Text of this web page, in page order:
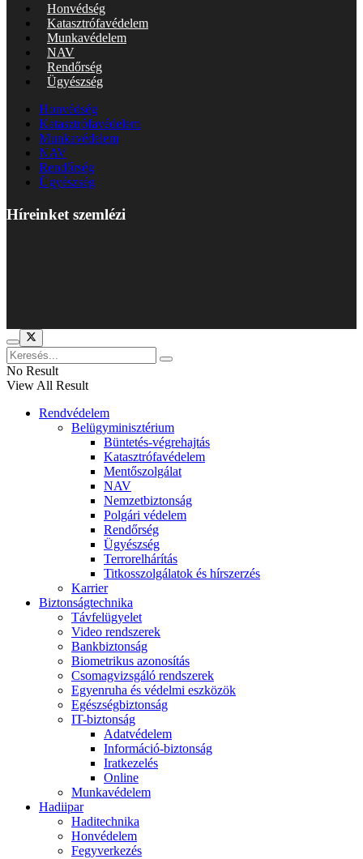
Honvédség
Katasztrófavédelem
Munkavédelem
NAV
Rendőrség
Ügyészség
Honvédség
Katasztrófavédelem
Munkavédelem
NAV
Rendőrség
Ügyészség
Híreinket szemlézi
No Result
View All Result
Rendvédelem
Belügyminisztérium
Büntetés-végrehajtás
Katasztrófavédelem
Mentőszolgálat
NAV
Nemzetbiztonság
Polgári védelem
Rendőrség
Ügyészség
Terrorelhárítás
Titkosszolgálatok és hírszerzés
Karrier
Biztonságtechnika
Távfelügyelet
Video rendszerek
Bankbiztonság
Biometrikus azonosítás
Csomagvizsgáló rendszerek
Egyenruha és védelmi eszközök
Egészségbiztonság
IT-biztonság
Adatvédelem
Információ-biztonság
Iratkezelés
Online
Munkavédelem
Hadiipar
Haditechnika
Honvédelem
Fegyverkezés